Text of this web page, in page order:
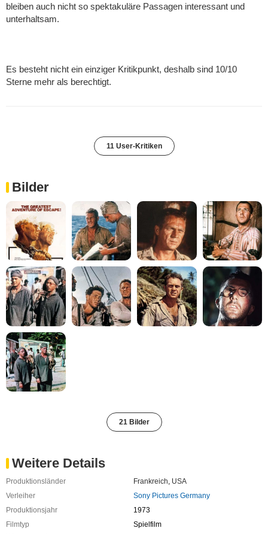
bleiben auch nicht so spektakuläre Passagen interessant und
unterhaltsam.
Es besteht nicht ein einziger Kritikpunkt, deshalb sind 10/10
Sterne mehr als berechtigt.
11 User-Kritiken
Bilder
21 Bilder
Weitere Details
Produktionsländer Frankreich, USA
Verleiher
Sony Pictures Germany
Produktionsjahr
1973
Filmtyp
Spielfilm